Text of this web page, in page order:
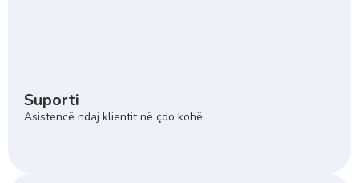
Suporti
Asistencë ndaj klientit në çdo kohë.